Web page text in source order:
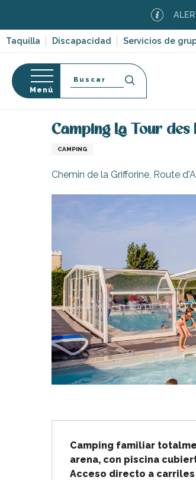
contenu
principal
Taquilla Discapacidad Servicios de
ALERTA POR
sur-
Portes-en-Ré
Plage
Martin-de-Ré
Marie-de-Ré
Menú
Buscar
Página Web
Camping La Tour des
CAMPING
Chemin de la Grifforine, Route
Camping familiar
arena, con piscina
Acceso directo a